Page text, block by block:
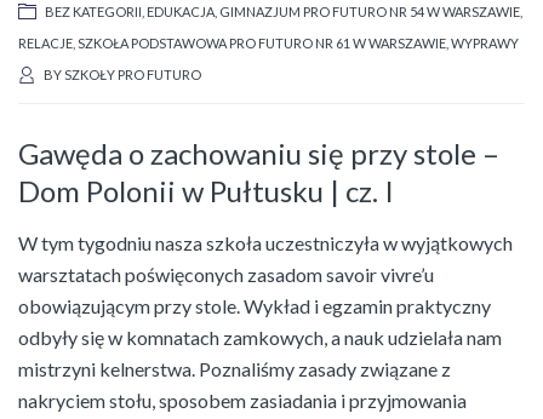
BEZ KATEGORII EDUKACJA GIMNAZJUM PRO FUTURO NR 54 W WARSZAWIE
RELACJE SZKOŁA PODSTAWOWA PRO FUTURO NR 61 W WARSZAWIE WYPRAWY
BYSZKOŁY PRO FUTURO
Gawęda o zachowaniu się przy stole –
Dom Polonii w Pułtusku | cz. I
W tym tygodniu nasza szkoła uczestniczyła w wyjątkowych
warsztatach poświęconych zasadom savoir vivre’u
obowiązującym przy stole. Wykład i egzamin praktyczny
odbyły się w komnatach zamkowych, a nauk udzielała nam
mistrzyni kelnerstwa. Poznaliśmy zasady związane z
nakryciem stołu, sposobem zasiadania i przyjmowania